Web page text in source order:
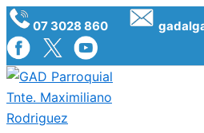
Ir
al
contenido
07 3028 860